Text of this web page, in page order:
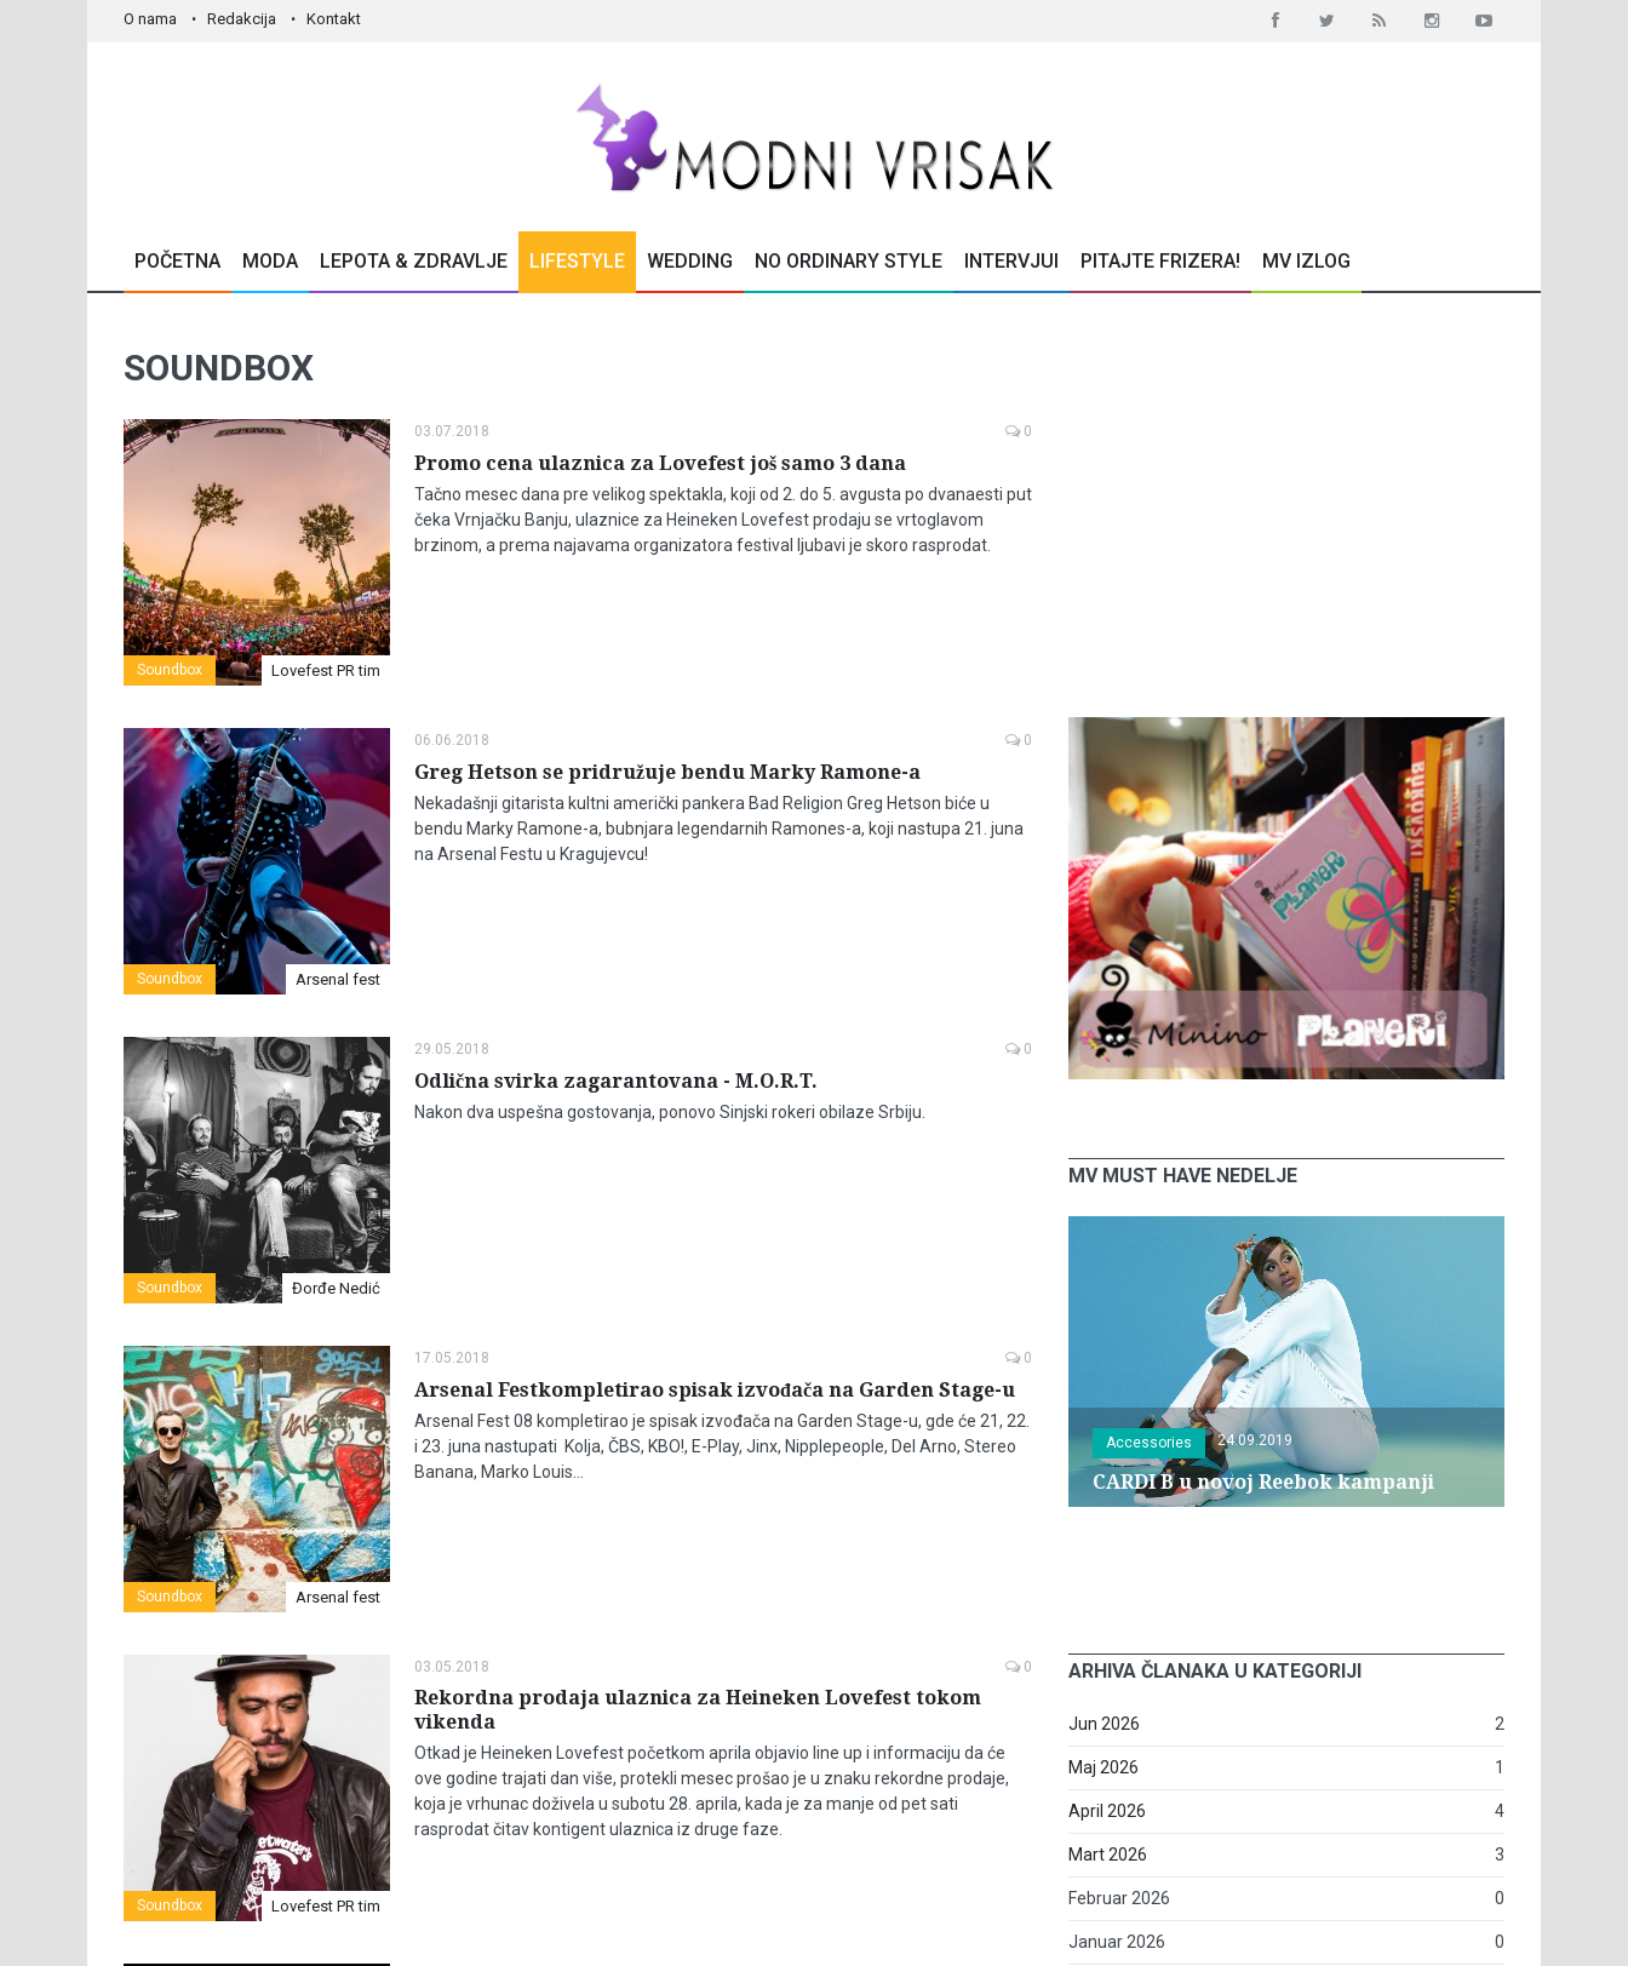
O nama Redakcija Kontakt
POČETNA MODA LEPOTA & ZDRAVLJE LIFESTYLE WEDDING NO ORDINARY STYLE INTERVJUI PITAJTE FRIZERA! MV IZLOG
SOUNDBOX
Soundbox Lovefest PR tim
03.07.2018 0
Promo cena ulaznica za Lovefest još samo 3 dana
Tačno mesec dana pre velikog spektakla, koji od 2. do 5. avgusta po dvanaesti put
čeka Vrnjačku Banju, ulaznice za Heineken Lovefest prodaju se vrtoglavom
brzinom, a prema najavama organizatora festival ljubavi je skoro rasprodat.
Soundbox Arsenal fest
06.06.2018 0
Greg Hetson se pridružuje bendu Marky Ramone-a
Nekadašnji gitarista kultni američki pankera Bad Religion Greg Hetson biće u
bendu Marky Ramone-a, bubnjara legendarnih Ramones-a, koji nastupa 21. juna
na Arsenal Festu u Kragujevcu!
Soundbox Đorđe Nedić
29.05.2018 0
Odlična svirka zagarantovana - M.O.R.T.
Nakon dva uspešna gostovanja, ponovo Sinjski rokeri obilaze Srbiju.
Soundbox Arsenal fest
17.05.2018 0
Arsenal Festkompletirao spisak izvođača na Garden Stage-u
Arsenal Fest 08 kompletirao je spisak izvođača na Garden Stage-u, gde će 21, 22.
i 23. juna nastupati Kolja, ČBS, KBO!, E-Play, Jinx, Nipplepeople, Del Arno, Stereo
Banana, Marko Louis…
Soundbox Lovefest PR tim
03.05.2018 0
Rekordna prodaja ulaznica za Heineken Lovefest tokom
vikenda
Otkad je Heineken Lovefest početkom aprila objavio line up i informaciju da će
ove godine trajati dan više, protekli mesec prošao je u znaku rekordne prodaje,
koja je vrhunac doživela u subotu 28. aprila, kada je za manje od pet sati
rasprodat čitav kontigent ulaznica iz druge faze.
MV MUST HAVE NEDELJE
Accessories 24.09.2019
CARDI B u novoj Reebok kampanji
ARHIVA ČLANAKA U KATEGORIJI
Jun 2026 2
Maj 2026 1
April 2026 4
Mart 2026 3
Februar 2026 0
Januar 2026 0